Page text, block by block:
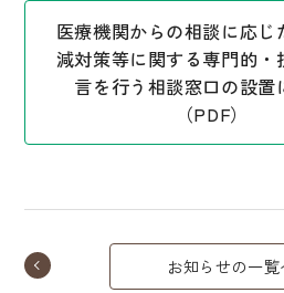
医療機関からの相談に応じ
減対策等に関する専門的・
言を行う相談窓口の設置
（PDF）
お知らせの一覧